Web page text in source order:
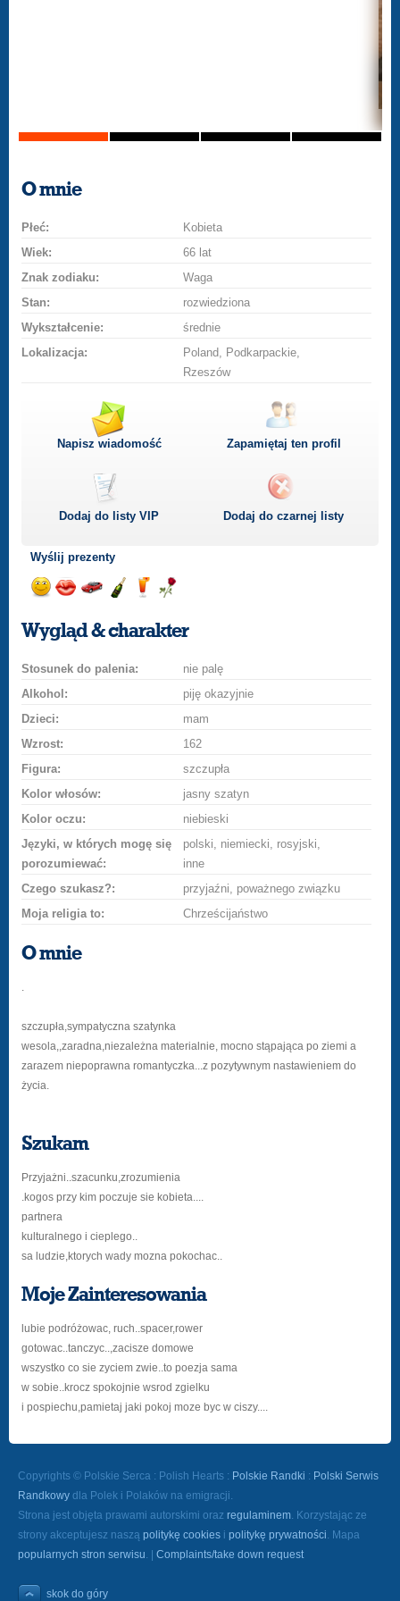
O mnie
Płeć:
Kobieta
Wiek:
66 lat
Znak zodiaku:
Waga
Stan:
rozwiedziona
Wykształcenie:
średnie
Lokalizacja:
Poland, Podkarpackie,
Rzeszów
Napisz wiadomość Zapamiętaj ten profil
Dodaj do listyVIP Dodaj do czarnej listy
Wyślij prezenty
uśmiech
buziakasamochodem
szampana
drinka
różę
Wygląd & charakter
Stosunek do palenia:
nie palę
Alkohol:
piję okazyjnie
Dzieci:
mam
Wzrost:
162
Figura:
szczupła
Kolor włosów:
jasny szatyn
Kolor oczu:
niebieski
Języki, w których mogę się
porozumiewać:
polski, niemiecki, rosyjski,
inne
Czego szukasz?:
przyjaźni, poważnego związku
Moja religia to:
Chrześcijaństwo
O mnie
.
szczupła,sympatyczna szatynka
wesola,,zaradna,niezależna materialnie, mocno stąpająca po ziemi a
zarazem niepoprawna romantyczka...z pozytywnym nastawieniem do
życia.
Szukam
Przyjażni..szacunku,zrozumienia
.kogos przy kim poczuje sie kobieta....
partnera
kulturalnego i cieplego..
sa ludzie,ktorych wady mozna pokochac..
Moje Zainteresowania
lubie podróżowac, ruch..spacer,rower
gotowac..tanczyc..,zacisze domowe
wszystko co sie zyciem zwie..to poezja sama
w sobie..krocz spokojnie wsrod zgielku
i pospiechu,pamietaj jaki pokoj moze byc w ciszy....
Copyrights © Polskie Serca : Polish Hearts : Polskie Randki : Polski Serwis
Randkowy dla Polek i Polaków na emigracji.
Strona jest objęta prawami autorskimi oraz regulaminem. Korzystając ze
strony akceptujesz naszą politykę cookies i politykę prywatności. Mapa
popularnych stron serwisu. | Complaints/take down request
skok do góry